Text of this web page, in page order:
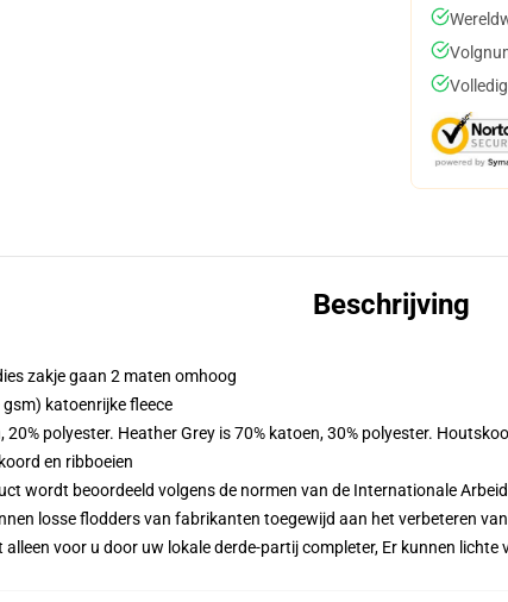
Beschrijving
zakje gaan 2 maten omhoog
katoenrijke fleece
20% polyester. Heather Grey is 70% katoen, 30% polyester.
en ribboeien
wordt beoordeeld volgens de normen van de Internationale
losse flodders van fabrikanten toegewijd aan het verbeteren
alleen voor u door uw lokale derde-partij completer, Er kunnen